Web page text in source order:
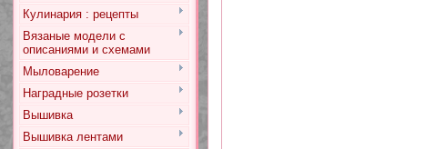
Кулинария : рецепты
Вязаные модели с
описаниями и схемами
Мыловарение
Наградные розетки
Вышивка
Вышивка лентами